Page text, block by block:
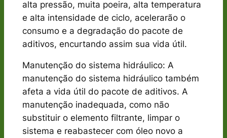
alta pressão, muita poeira, alta temperatura
e alta intensidade de ciclo, acelerarão o
consumo e a degradação do pacote de
aditivos, encurtando assim sua vida útil.
Manutenção do sistema hidráulico: A
manutenção do sistema hidráulico também
afeta a vida útil do pacote de aditivos. A
manutenção inadequada, como não
substituir o elemento filtrante, limpar o
sistema e reabastecer com óleo novo a